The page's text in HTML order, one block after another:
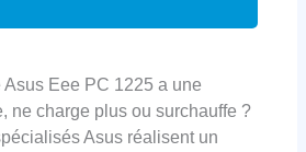
Eee PC 1225 a une
ne charge plus ou surchauffe ?
Asus réalisent un